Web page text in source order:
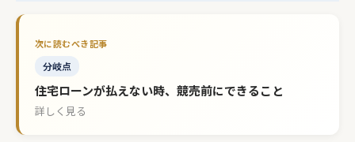
分岐点
住宅ローンが払えない時、競売前にできること
詳しく見る